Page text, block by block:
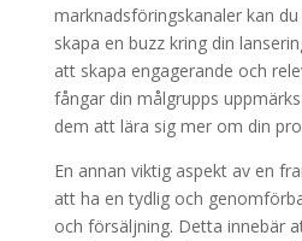
marknadsföringskanaler kan
skapa en buzz kring din
att skapa engagerande och
fångar din målgrupps
dem att lära sig mer om din
En annan viktig aspekt av en
att ha en tydlig och
och försäljning. Detta innebär